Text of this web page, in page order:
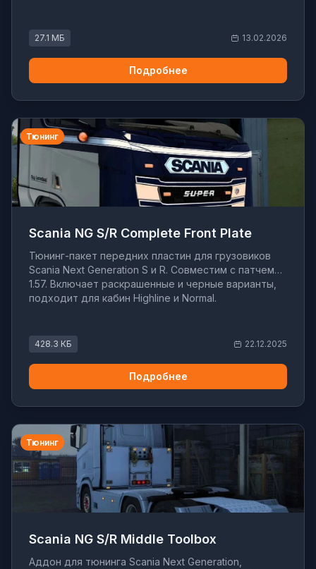
27.1 МБ 13.02.2026
Подробнее
Тюнинг
Scania NG S/R Complete Front Plate
Тюнинг-пакет передних пластин для грузовиков
Scania Next Generation S и R. Совместим с патчем
1.57. Включает раскрашенные и черные варианты,
подходит для кабин Highline и Normal.
428.3 КБ 22.12.2025
Подробнее
Тюнинг
Scania NG S/R Middle Toolbox
Аддон для тюнинга Scania Next Generation,